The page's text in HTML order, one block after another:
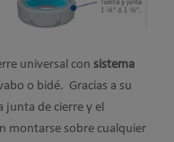
universal con sistema
o bidé. Gracias a su
junta de cierre y el
montarse sobre cualquier